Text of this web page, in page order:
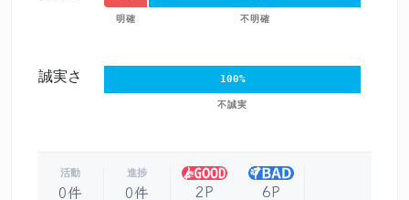
明確 不明確
誠実さ 100%
不誠実
活動
0件
進捗
0件 2P 6P